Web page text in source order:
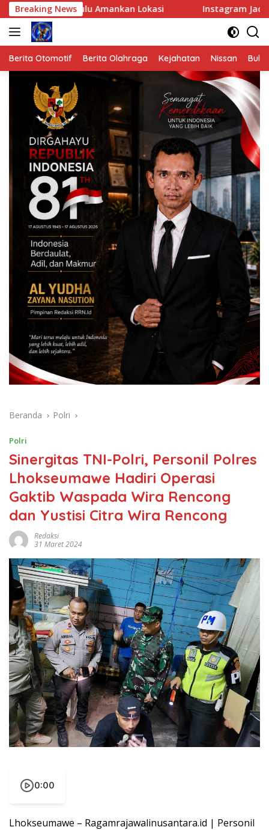
Langsung
ke
konten
Breaking News
Amankan Lokasi Instagram Jadi Jalur Transaksi,
Berita Otomotif Berita Olahraga Kejahatan Nissan
Beranda Polri
Polri
Sinergitas TNI-Polri, Personil Polres
Lhokseumawe Hadiri Operasi
Gaktib Waspada Wira Rencong
dan Yustisi Citra Wira Rencong
Redaksi
31 Maret 2024
0:00
Lhokseumawe – Ragamrajawalinusantara.id | Personil